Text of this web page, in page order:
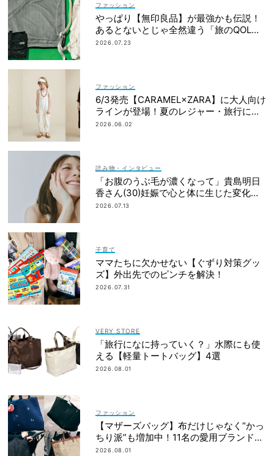
ファッション
やっぱり【無印良品】が最強かも伝説！
あるとないとじゃ全然違う「旅のQOL爆
上げアイテム」
2026.07.23
ファッション
6/3発売【CARAMEL×ZARA】に大人向け
ラインが登場！夏のレジャー・旅行にも
おすすめ
2026.06.02
読み物・インタビュー
「お腹のうぶ毛が濃くなって」貴島明日
香さん(30)妊娠で心と体に生じた変化も
「愛しいです」
2026.07.13
子育て
ママたちに欠かせない【ぐずり対策グッ
ズ】外出先でのピンチを解決！
2026.07.31
VERY STORE
「旅行になに持っていく？」水際にも使
える【軽量トートバッグ】4選
2026.08.01
ファッション
【マザーズバッグ】布だけじゃなく“かっ
ちり派”も増加中！11名の愛用ブランド
は？
2026.08.01